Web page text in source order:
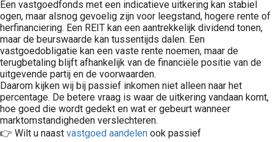
Een vastgoedfonds met een indicatieve uitkering kan stabiel
ogen, maar alsnog gevoelig zijn voor leegstand, hogere rente of
herfinanciering. Een REIT kan een aantrekkelijk dividend tonen,
maar de beurswaarde kan tussentijds dalen. Een
vastgoedobligatie kan een vaste rente noemen, maar de
terugbetaling blijft afhankelijk van de financiële positie van de
uitgevende partij en de voorwaarden.
Daarom kijken wij bij passief inkomen niet alleen naar het
percentage. De betere vraag is waar de uitkering vandaan komt,
hoe goed die wordt gedekt en wat er gebeurt wanneer
marktomstandigheden verslechteren.
👉 Wilt u naast vastgoed aandelen ook passief